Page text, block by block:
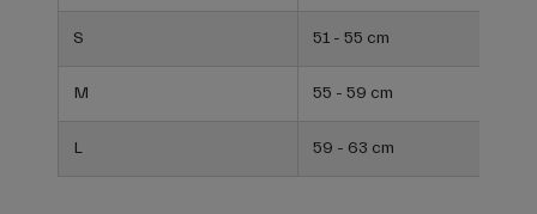
S 51 - 55 cm
M 55 - 59 cm
L 59 - 63 cm